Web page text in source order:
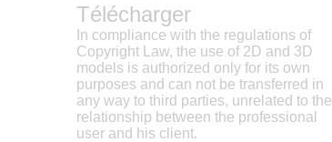
Télécharger
In compliance with the regulations of
Copyright Law, the use of 2D and 3D
models is authorized only for its own
purposes and can not be transferred in
any way to third parties, unrelated to the
relationship between the professional
user and his client.